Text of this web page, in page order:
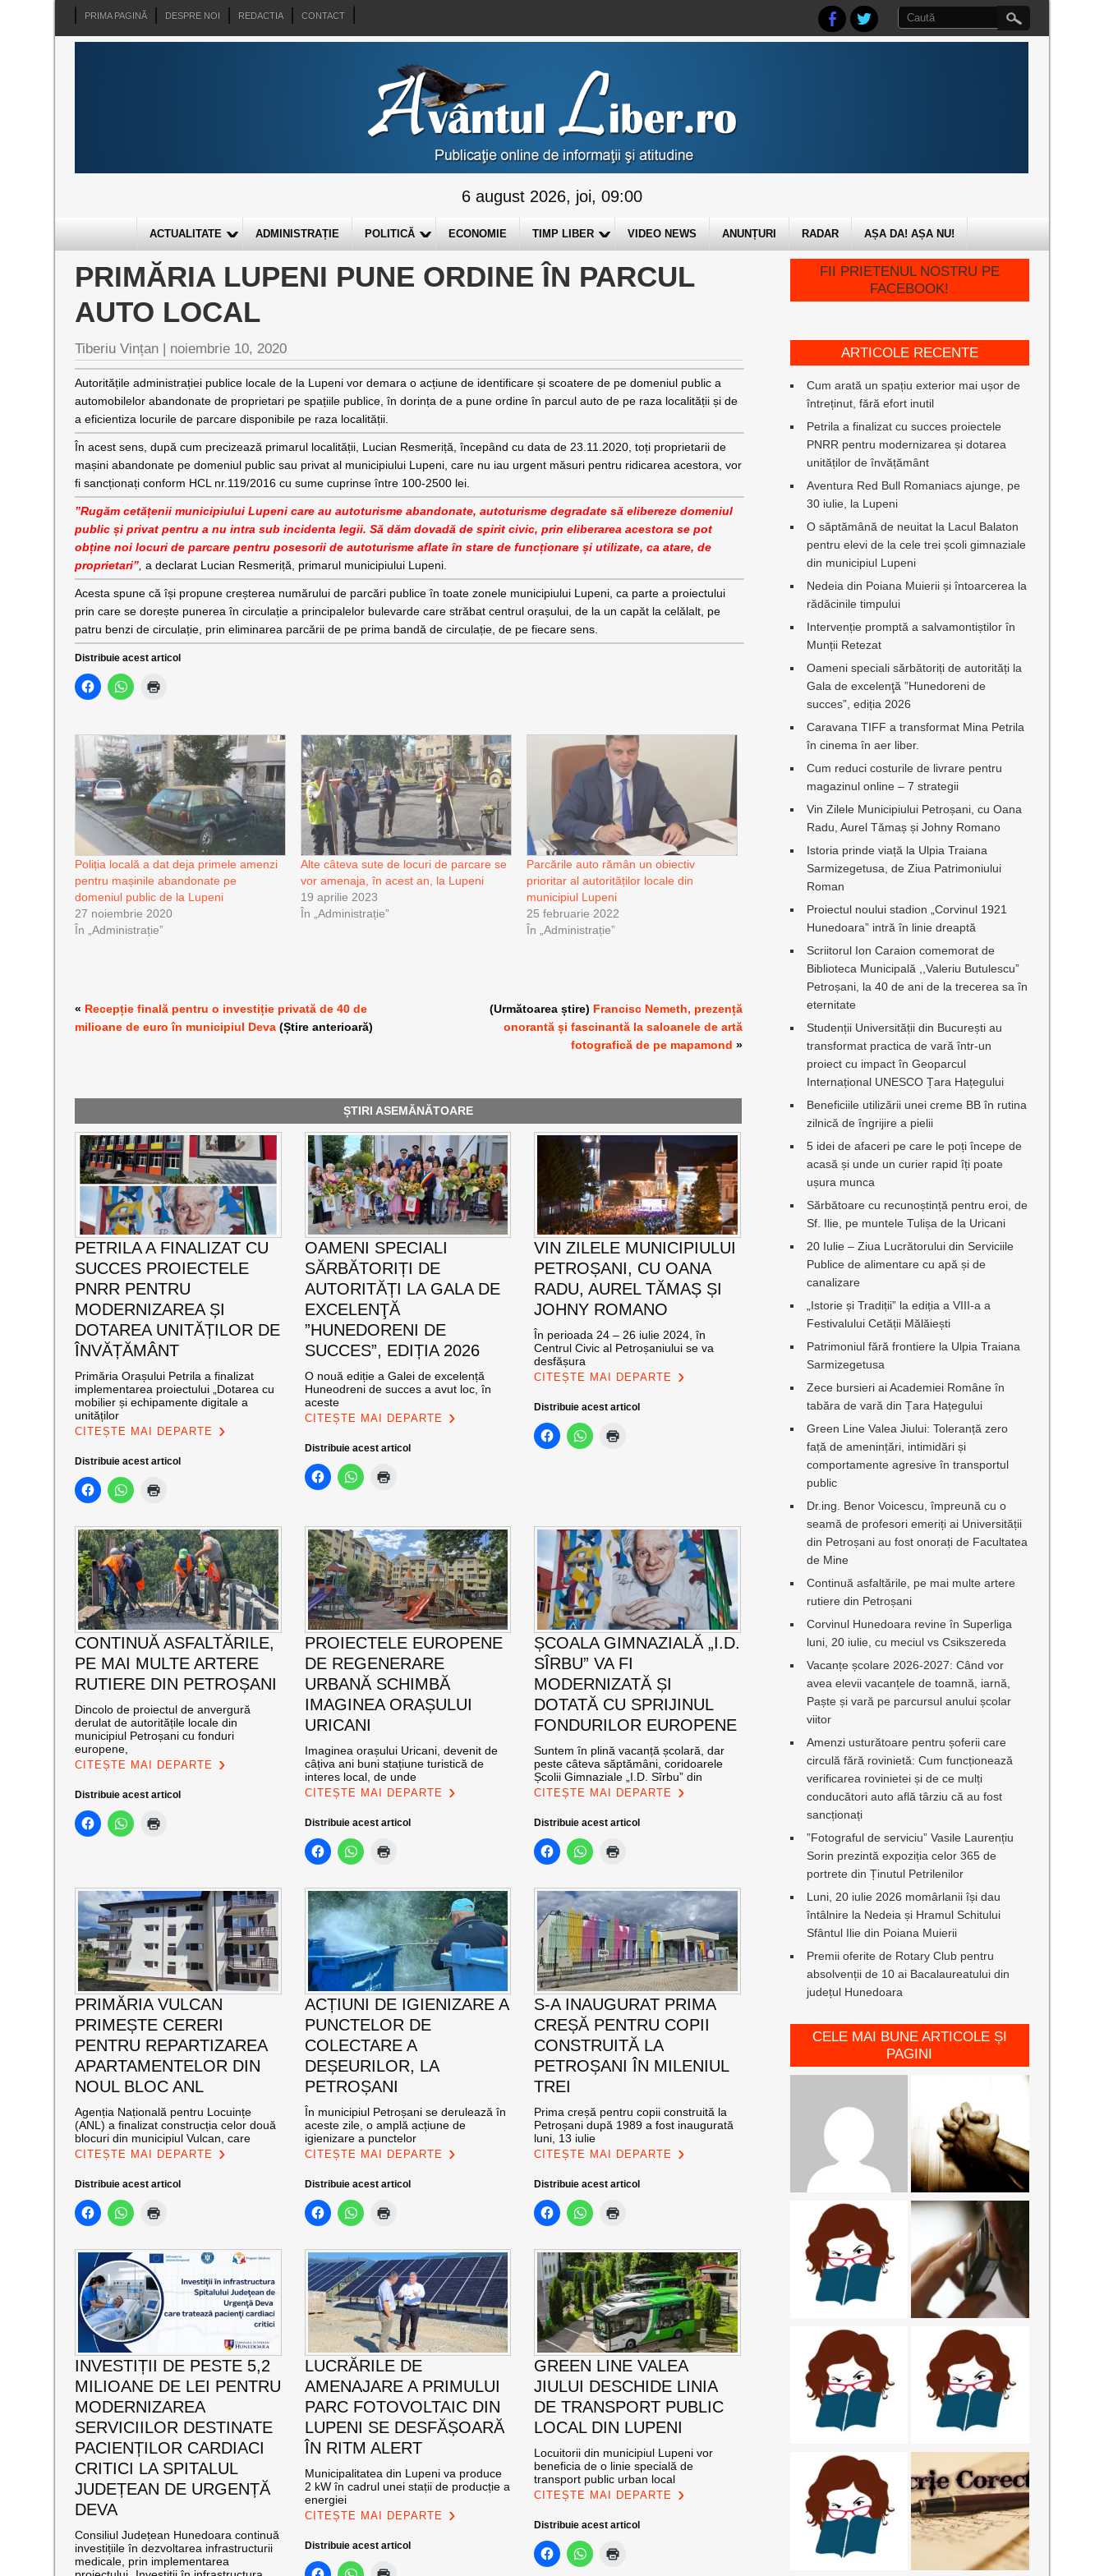
PRIMA PAGINĂ DESPRE NOI REDACTIA CONTACT
6 august 2026, joi, 09:00
ACTUALITATE ADMINISTRAȚIE POLITICĂ ECONOMIE TIMP LIBER VIDEO NEWS ANUNȚURI RADAR AȘA DA! AȘA NU!
PRIMĂRIA LUPENI PUNE ORDINE ÎN PARCUL
AUTO LOCAL
Tiberiu Vințan | noiembrie 10, 2020
Autoritățile administrației publice locale de la Lupeni vor demara o acțiune de identificare și scoatere de pe domeniul public a
automobilelor abandonate de proprietari pe spațiile publice, în dorința de a pune ordine în parcul auto de pe raza localității și de
a eficientiza locurile de parcare disponibile pe raza localității.
În acest sens, după cum precizează primarul localității, Lucian Resmeriță, începând cu data de 23.11.2020, toți proprietarii de
mașini abandonate pe domeniul public sau privat al municipiului Lupeni, care nu iau urgent măsuri pentru ridicarea acestora, vor
fi sancționați conform HCL nr.119/2016 cu sume cuprinse între 100-2500 lei.
”Rugăm cetățenii municipiului Lupeni care au autoturisme abandonate, autoturisme degradate să elibereze domeniul
public și privat pentru a nu intra sub incidenta legii. Să dăm dovadă de spirit civic, prin eliberarea acestora se pot
obține noi locuri de parcare pentru posesorii de autoturisme aflate în stare de funcționare și utilizate, ca atare, de
proprietari” a declarat Lucian Resmeriță, primarul municipiului Lupeni.
Acesta spune că își propune creșterea numărului de parcări publice în toate zonele municipiului Lupeni, ca parte a proiectului
prin care se dorește punerea în circulație a principalelor bulevarde care străbat centrul orașului, de la un capăt la celălalt, pe
patru benzi de circulație, prin eliminarea parcării de pe prima bandă de circulație, de pe fiecare sens.
Distribuie acest articol
Poliția locală a dat deja primele amenzi
pentru mașinile abandonate pe
domeniul public de la Lupeni
27 noiembrie 2020
În „Administrație”
Alte câteva sute de locuri de parcare se
vor amenaja, în acest an, la Lupeni
19 aprilie 2023
În „Administrație”
Parcările auto rămân un obiectiv
prioritar al autorităților locale din
municipiul Lupeni
25 februarie 2022
În „Administrație”
« Recepție finală pentru o investiție privată de 40 de
milioane de euro în municipiul Deva (Știre anterioară)
(Următoarea știre) Francisc Nemeth, prezență
onorantă și fascinantă la saloanele de artă
fotografică de pe mapamond »
ȘTIRI ASEMĂNĂTOARE
PETRILA A FINALIZAT CU
SUCCES PROIECTELE
PNRR PENTRU
MODERNIZAREA ȘI
DOTAREA UNITĂȚILOR DE
ÎNVĂȚĂMÂNT
Primăria Orașului Petrila a finalizat
implementarea proiectului „Dotarea cu
mobilier și echipamente digitale a
unităților
CITEȘTE MAI DEPARTE
Distribuie acest articol
OAMENI SPECIALI
SĂRBĂTORIȚI DE
AUTORITĂȚI LA GALA DE
EXCELENŢĂ
”HUNEDORENI DE
SUCCES”, EDIȚIA 2026
O nouă ediție a Galei de excelență
Huneodreni de succes a avut loc, în
aceste
CITEȘTE MAI DEPARTE
Distribuie acest articol
VIN ZILELE MUNICIPIULUI
PETROȘANI, CU OANA
RADU, AUREL TĂMAȘ ȘI
JOHNY ROMANO
În perioada 24 – 26 iulie 2024, în
Centrul Civic al Petroșaniului se va
desfășura
CITEȘTE MAI DEPARTE
Distribuie acest articol
CONTINUĂ ASFALTĂRILE,
PE MAI MULTE ARTERE
RUTIERE DIN PETROȘANI
Dincolo de proiectul de anvergură
derulat de autoritățile locale din
municipiul Petroșani cu fonduri
europene,
CITEȘTE MAI DEPARTE
Distribuie acest articol
PROIECTELE EUROPENE
DE REGENERARE
URBANĂ SCHIMBĂ
IMAGINEA ORAȘULUI
URICANI
Imaginea orașului Uricani, devenit de
câțiva ani buni stațiune turistică de
interes local, de unde
CITEȘTE MAI DEPARTE
Distribuie acest articol
ȘCOALA GIMNAZIALĂ „I.D.
SÎRBU” VA FI
MODERNIZATĂ ȘI
DOTATĂ CU SPRIJINUL
FONDURILOR EUROPENE
Suntem în plină vacanță școlară, dar
peste câteva săptămâni, coridoarele
Școlii Gimnaziale „I.D. Sîrbu” din
CITEȘTE MAI DEPARTE
Distribuie acest articol
PRIMĂRIA VULCAN
PRIMEȘTE CERERI
PENTRU REPARTIZAREA
APARTAMENTELOR DIN
NOUL BLOC ANL
Agenția Națională pentru Locuințe
(ANL) a finalizat construcția celor două
blocuri din municipiul Vulcan, care
CITEȘTE MAI DEPARTE
Distribuie acest articol
ACȚIUNI DE IGIENIZARE A
PUNCTELOR DE
COLECTARE A
DEȘEURILOR, LA
PETROȘANI
În municipiul Petroșani se derulează în
aceste zile, o amplă acțiune de
igienizare a punctelor
CITEȘTE MAI DEPARTE
Distribuie acest articol
S-A INAUGURAT PRIMA
CREȘĂ PENTRU COPII
CONSTRUITĂ LA
PETROȘANI ÎN MILENIUL
TREI
Prima creșă pentru copii construită la
Petroșani după 1989 a fost inaugurată
luni, 13 iulie
CITEȘTE MAI DEPARTE
Distribuie acest articol
INVESTIȚII DE PESTE 5,2
MILIOANE DE LEI PENTRU
MODERNIZAREA
SERVICIILOR DESTINATE
PACIENȚILOR CARDIACI
CRITICI LA SPITALUL
JUDEȚEAN DE URGENȚĂ
DEVA
Consiliul Județean Hunedoara continuă
investițiile în dezvoltarea infrastructurii
medicale, prin implementarea
LUCRĂRILE DE
AMENAJARE A PRIMULUI
PARC FOTOVOLTAIC DIN
LUPENI SE DESFĂȘOARĂ
ÎN RITM ALERT
Municipalitatea din Lupeni va produce
2 kW în cadrul unei stații de producție a
energiei
CITEȘTE MAI DEPARTE
Distribuie acest articol
GREEN LINE VALEA
JIULUI DESCHIDE LINIA
DE TRANSPORT PUBLIC
LOCAL DIN LUPENI
Locuitorii din municipiul Lupeni vor
beneficia de o linie specială de
transport public urban local
CITEȘTE MAI DEPARTE
Distribuie acest articol
FII PRIETENUL NOSTRU PE
FACEBOOK!
ARTICOLE RECENTE
Cum arată un spațiu exterior mai ușor de
întreținut, fără efort inutil
Petrila a finalizat cu succes proiectele
PNRR pentru modernizarea și dotarea
unităților de învățământ
Aventura Red Bull Romaniacs ajunge, pe
30 iulie, la Lupeni
O săptămână de neuitat la Lacul Balaton
pentru elevi de la cele trei școli gimnaziale
din municipiul Lupeni
Nedeia din Poiana Muierii și întoarcerea la
rădăcinile timpului
Intervenție promptă a salvamontiștilor în
Munții Retezat
Oameni speciali sărbătoriți de autorități la
Gala de excelenţă ”Hunedoreni de
succes”, ediția 2026
Caravana TIFF a transformat Mina Petrila
în cinema în aer liber.
Cum reduci costurile de livrare pentru
magazinul online – 7 strategii
Vin Zilele Municipiului Petroșani, cu Oana
Radu, Aurel Tămaș și Johny Romano
Istoria prinde viață la Ulpia Traiana
Sarmizegetusa, de Ziua Patrimoniului
Roman
Proiectul noului stadion „Corvinul 1921
Hunedoara” intră în linie dreaptă
Scriitorul Ion Caraion comemorat de
Biblioteca Municipală ,,Valeriu Butulescu”
Petroșani, la 40 de ani de la trecerea sa în
eternitate
Studenții Universității din București au
transformat practica de vară într-un
proiect cu impact în Geoparcul
Internațional UNESCO Țara Hațegului
Beneficiile utilizării unei creme BB în rutina
zilnică de îngrijire a pielii
5 idei de afaceri pe care le poți începe de
acasă și unde un curier rapid îți poate
ușura munca
Sărbătoare cu recunoștință pentru eroi, de
Sf. Ilie, pe muntele Tulișa de la Uricani
20 Iulie – Ziua Lucrătorului din Serviciile
Publice de alimentare cu apă și de
canalizare
„Istorie și Tradiții” la ediția a VIII-a a
Festivalului Cetății Mălăiești
Patrimoniul fără frontiere la Ulpia Traiana
Sarmizegetusa
Zece bursieri ai Academiei Române în
tabăra de vară din Țara Hațegului
Green Line Valea Jiului: Toleranță zero
față de amenințări, intimidări și
comportamente agresive în transportul
public
Dr.ing. Benor Voicescu, împreună cu o
seamă de profesori emeriți ai Universității
din Petroșani au fost onorați de Facultatea
de Mine
Continuă asfaltările, pe mai multe artere
rutiere din Petroșani
Corvinul Hunedoara revine în Superliga
luni, 20 iulie, cu meciul vs Csikszereda
Vacanțe școlare 2026-2027: Când vor
avea elevii vacanțele de toamnă, iarnă,
Paște și vară pe parcursul anului școlar
viitor
Amenzi usturătoare pentru șoferii care
circulă fără rovinietă: Cum funcționează
verificarea rovinietei și de ce mulți
conducători auto află târziu că au fost
sancționați
”Fotograful de serviciu” Vasile Laurențiu
Sorin prezintă expoziția celor 365 de
portrete din Ținutul Petrilenilor
Luni, 20 iulie 2026 momârlanii își dau
întâlnire la Nedeia și Hramul Schitului
Sfântul Ilie din Poiana Muierii
Premii oferite de Rotary Club pentru
absolvenții de 10 ai Bacalaureatului din
județul Hunedoara
CELE MAI BUNE ARTICOLE ȘI
PAGINI